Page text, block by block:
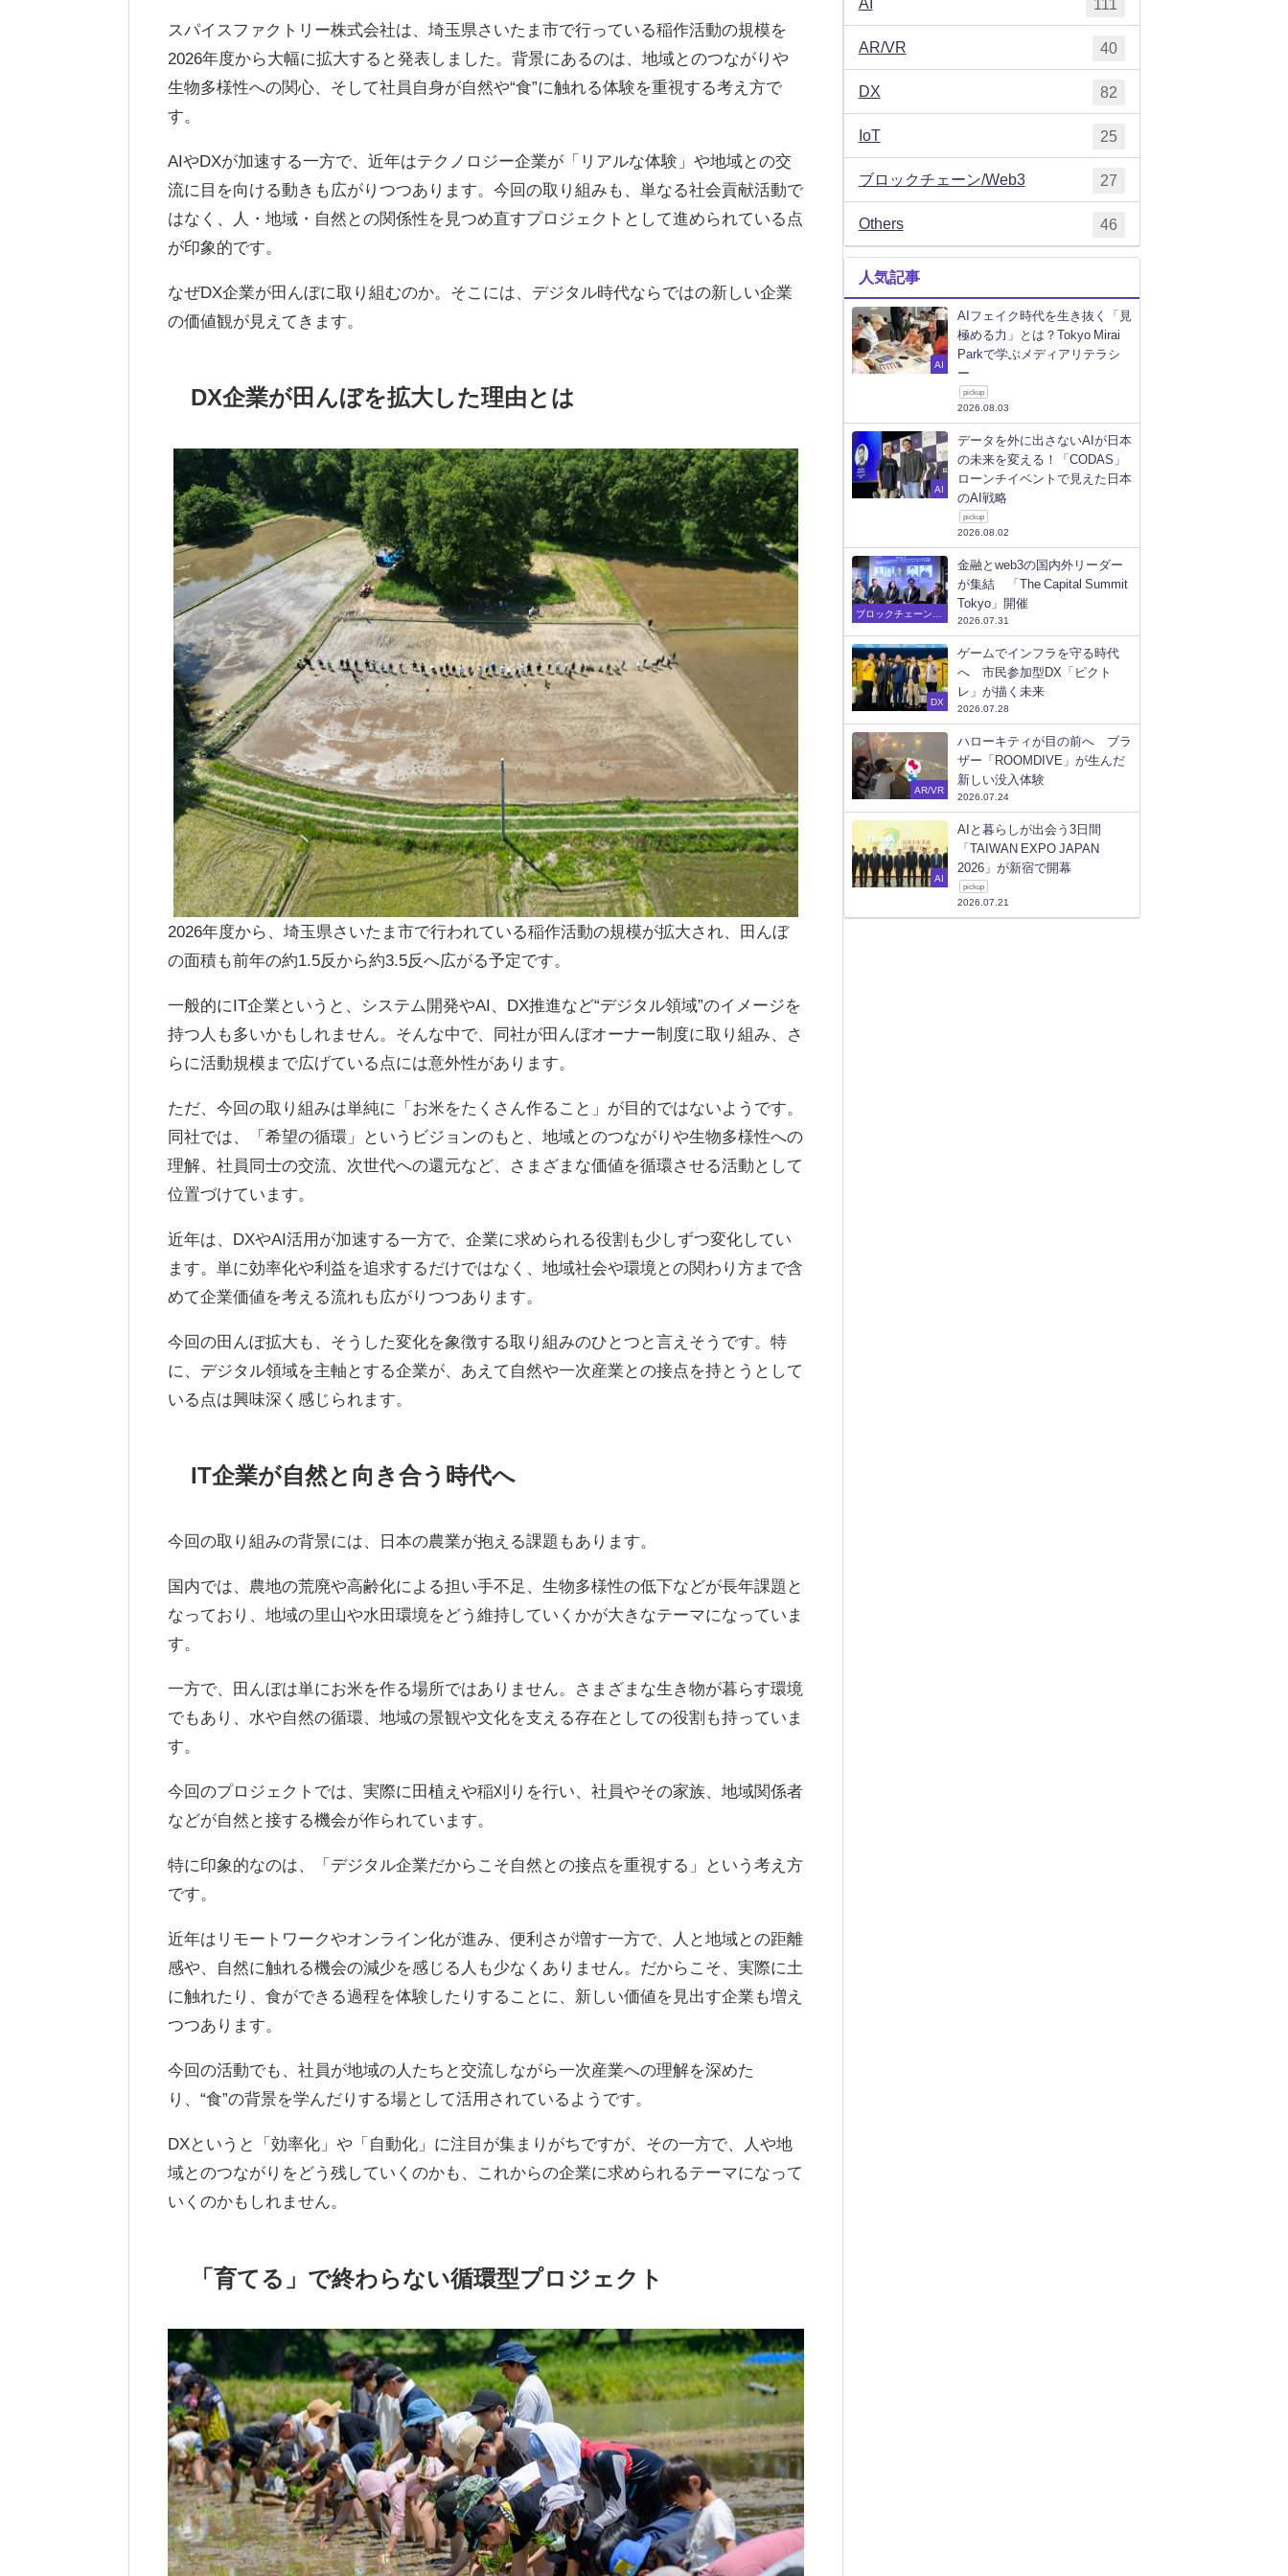
スパイスファクトリー株式会社は、埼玉県さいたま市で行っている稲作活動の規模を
2026年度から大幅に拡大すると発表しました。背景にあるのは、地域とのつながりや
生物多様性への関心、そして社員自身が自然や“食”に触れる体験を重視する考え方で
す。
AIやDXが加速する一方で、近年はテクノロジー企業が「リアルな体験」や地域との交
流に目を向ける動きも広がりつつあります。今回の取り組みも、単なる社会貢献活動で
はなく、人・地域・自然との関係性を見つめ直すプロジェクトとして進められている点
が印象的です。
なぜDX企業が田んぼに取り組むのか。そこには、デジタル時代ならではの新しい企業
の価値観が見えてきます。
DX企業が田んぼを拡大した理由とは
2026年度から、埼玉県さいたま市で行われている稲作活動の規模が拡大され、田んぼ
の面積も前年の約1.5反から約3.5反へ広がる予定です。
一般的にIT企業というと、システム開発やAI、DX推進など“デジタル領域”のイメージを
持つ人も多いかもしれません。そんな中で、同社が田んぼオーナー制度に取り組み、さ
らに活動規模まで広げている点には意外性があります。
ただ、今回の取り組みは単純に「お米をたくさん作ること」が目的ではないようです。
同社では、「希望の循環」というビジョンのもと、地域とのつながりや生物多様性への
理解、社員同士の交流、次世代への還元など、さまざまな価値を循環させる活動として
位置づけています。
近年は、DXやAI活用が加速する一方で、企業に求められる役割も少しずつ変化してい
ます。単に効率化や利益を追求するだけではなく、地域社会や環境との関わり方まで含
めて企業価値を考える流れも広がりつつあります。
今回の田んぼ拡大も、そうした変化を象徴する取り組みのひとつと言えそうです。特
に、デジタル領域を主軸とする企業が、あえて自然や一次産業との接点を持とうとして
いる点は興味深く感じられます。
IT企業が自然と向き合う時代へ
今回の取り組みの背景には、日本の農業が抱える課題もあります。
国内では、農地の荒廃や高齢化による担い手不足、生物多様性の低下などが長年課題と
なっており、地域の里山や水田環境をどう維持していくかが大きなテーマになっていま
す。
一方で、田んぼは単にお米を作る場所ではありません。さまざまな生き物が暮らす環境
でもあり、水や自然の循環、地域の景観や文化を支える存在としての役割も持っていま
す。
今回のプロジェクトでは、実際に田植えや稲刈りを行い、社員やその家族、地域関係者
などが自然と接する機会が作られています。
特に印象的なのは、「デジタル企業だからこそ自然との接点を重視する」という考え方
です。
近年はリモートワークやオンライン化が進み、便利さが増す一方で、人と地域との距離
感や、自然に触れる機会の減少を感じる人も少なくありません。だからこそ、実際に土
に触れたり、食ができる過程を体験したりすることに、新しい価値を見出す企業も増え
つつあります。
今回の活動でも、社員が地域の人たちと交流しながら一次産業への理解を深めた
り、“食”の背景を学んだりする場として活用されているようです。
DXというと「効率化」や「自動化」に注目が集まりがちですが、その一方で、人や地
域とのつながりをどう残していくのかも、これからの企業に求められるテーマになって
いくのかもしれません。
「育てる」で終わらない循環型プロジェクト
111
AR/VR 40
DX 82
IoT 25
Others 46
ブロックチェーン/Web3 27
人気記事
AI
AIフェイク時代を生き抜く「見
極める力」とは？Tokyo Mirai
Parkで学ぶメディアリテラシ
ー
pickup
2026.08.03
AI
データを外に出さないAIが日本
の未来を変える！「CODAS」
ローンチイベントで見えた日本
のAI戦略
pickup
2026.08.02
ブロックチェーン/W
金融とweb3の国内外リーダー
が集結 「The Capital Summit
Tokyo」開催
2026.07.31
DX
ゲームでインフラを守る時代
へ 市民参加型DX「ピクト
レ」が描く未来
2026.07.28
AR/VR
ハローキティが目の前へ ブラ
ザー「ROOMDIVE」が生んだ
新しい没入体験
2026.07.24
AI
AIと暮らしが出会う3日間
「TAIWAN EXPO JAPAN
2026」が新宿で開幕
pickup
2026.07.21